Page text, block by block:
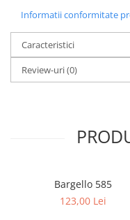
Informatii conformitate
Caracteristici
Review-uri(0)
Bargello 585
123,00 Lei